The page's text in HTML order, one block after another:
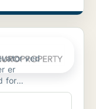
ved
for